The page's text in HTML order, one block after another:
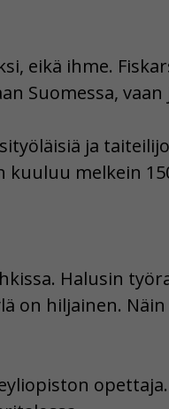
eikä ihme.
Suomessa, vaan
ja
melkein
Halusin
on hiljainen.